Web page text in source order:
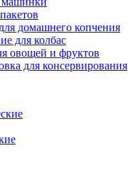
домашнего копчения
для колбас
овощей и фруктов
для консервирования